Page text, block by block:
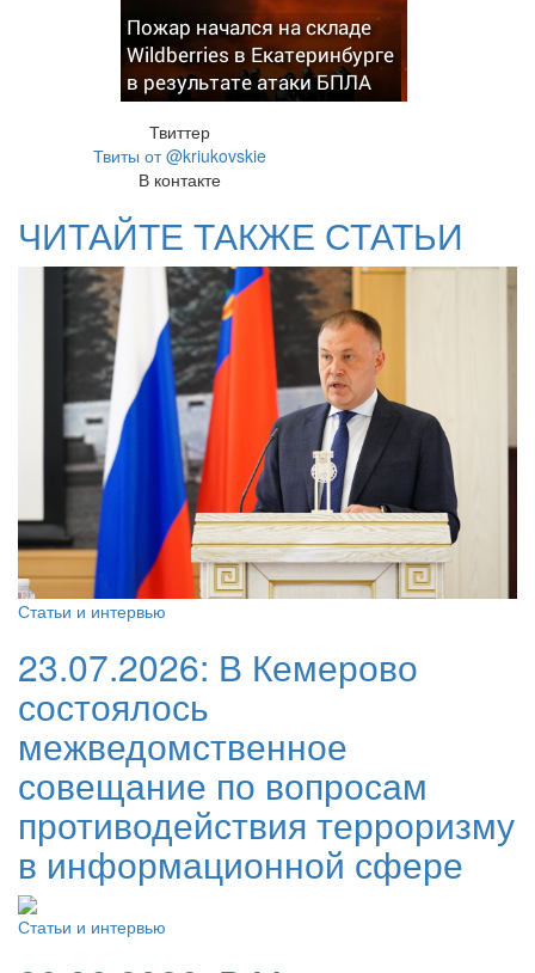
Пожар начался на складе
Wildberries в Екатеринбурге
в результате атаки БПЛА
Твиттер
Твиты от @kriukovskie
В контакте
ЧИТАЙТЕ ТАКЖЕ СТАТЬИ
Статьи и интервью
23.07.2026: В Кемерово
состоялось
межведомственное
совещание по вопросам
противодействия терроризму
в информационной сфере
Статьи и интервью